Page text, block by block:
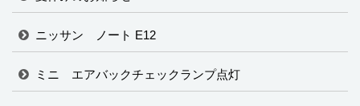
ニッサン ノート E12
ミニ エアバックチェックランプ点灯